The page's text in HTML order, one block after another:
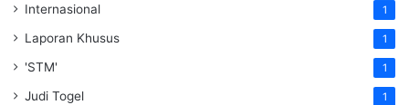
Internasional 1
Laporan Khusus 1
'STM' 1
Judi Togel 1